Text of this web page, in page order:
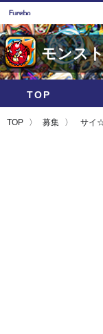
モンス
TOP
TOP 募集 サイ